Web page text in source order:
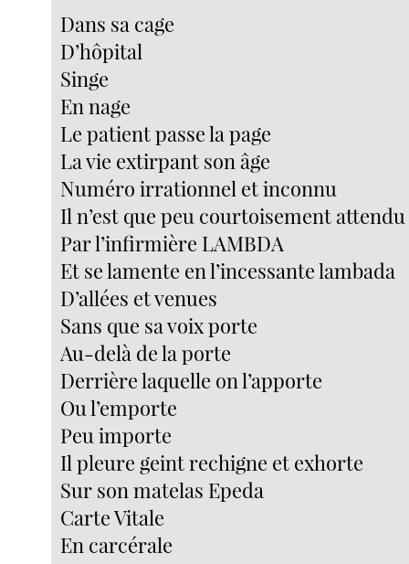
Dans sa cage
D’hôpital
Singe
En nage
Le patient passe la page
La vie extirpant son âge
Numéro irrationnel et inconnu
Il n’est que peu courtoisement attendu
Par l’infirmière LAMBDA
Et se lamente en l’incessante lambada
D’allées et venues
Sans que sa voix porte
Au-delà de la porte
Derrière laquelle on l’apporte
Ou l’emporte
Peu importe
Il pleure geint rechigne et exhorte
Sur son matelas Epeda
Carte Vitale
En carcérale